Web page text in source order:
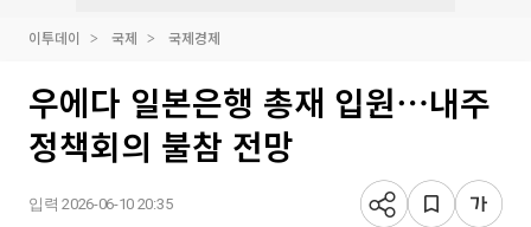
이투데이 국제 국제경제
우에다 일본은행 총재 입원⋯내주
정책회의 불참 전망
입력 2026-06-10 20:35